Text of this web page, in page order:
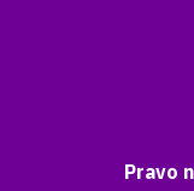
Pravo